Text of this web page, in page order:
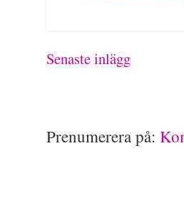
Senaste inlägg
Prenumerera på: